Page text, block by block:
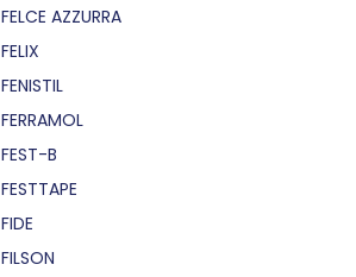
FELCE AZZURRA
FELIX
FENISTIL
FERRAMOL
FEST-B
FESTTAPE
FIDE
FILSON